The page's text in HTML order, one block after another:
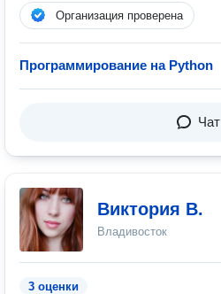
Организация проверена
Программирование на Python
Чат
Виктория В.
Владивосток
3 оценки